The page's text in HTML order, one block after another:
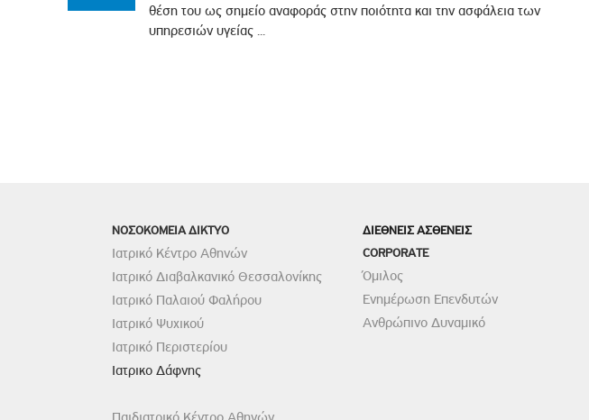
θέση του ως σημείο αναφοράς στην ποιότητα και την ασφάλεια των
υπηρεσιών υγείας ...
ΝΟΣΟΚΟΜΕΙΑ ΔΙΚΤΥΟ
Ιατρικό Κέντρο Αθηνών
Ιατρικό Διαβαλκανικό Θεσσαλονίκης
Ιατρικό Παλαιού Φαλήρου
Ιατρικό Ψυχικού
Ιατρικό Περιστερίου
Ιατρικο Δάφνης
ΔΙΕΘΝΕΙΣ ΑΣΘΕΝΕΙΣ
CORPORATE
Όμιλος
Ενημέρωση Επενδυτών
Ανθρώπινο Δυναμικό